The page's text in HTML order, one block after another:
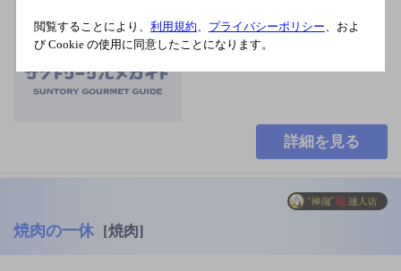
満
60席
詳細を見る
焼肉の一休 [焼肉]
閲覧することにより、 利用規約、 プライバシーポリシー、およ
び Cookie の使用に同意したことになります。